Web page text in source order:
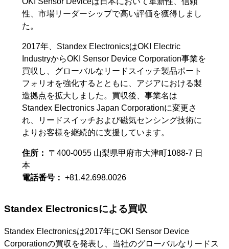
性、市場リーダーシップで高い評価を獲得しまし
た。
2017年、Standex ElectronicsはOKI Electric
IndustryからOKI Sensor Device Corporation事業を
買収し、グローバルなリードスイッチ製品ポート
フォリオを強化するとともに、アジアにおける製
造拠点を拡大しました。買収後、事業名は
Standex Electronics Japan Corporationに変更さ
れ、リードスイッチおよび磁気センシング技術に
よりお客様を継続的に支援しています。
住所：
〒400-0055 山梨県甲府市大津町1088-7 日
本
電話番号： +81.42.698.0026
Standex Electronicsによる買収
Standex Electronicsは2017年にOKI Sensor Device
Corporationの買収を発表し、当社のグローバルなリードス